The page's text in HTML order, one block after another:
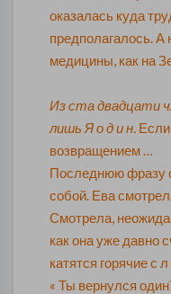
оказалась куда
предполагалось. А
медицины, как на
Из ста двадцати
лишь Я о д и н.
возвращением …
Последнюю фразу
собой. Ева
Смотрела,
как она уже давно
катятся горячие с л
« Ты вернулся